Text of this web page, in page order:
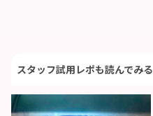
スタッフ試用レポも読んでみる